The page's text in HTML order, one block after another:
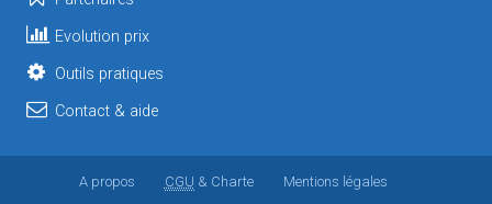
Evolution prix
Outils pratiques
Contact & aide
A propos CGU & Charte Mentions légales